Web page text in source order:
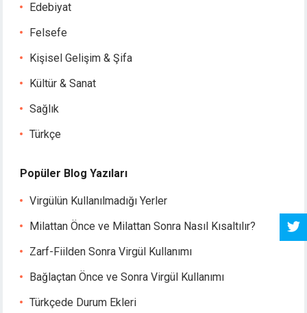
Edebiyat
Felsefe
Kişisel Gelişim & Şifa
Kültür & Sanat
Sağlık
Türkçe
Popüler Blog Yazıları
Virgülün Kullanılmadığı Yerler
Milattan Önce ve Milattan Sonra Nasıl Kısaltılır?
Zarf-Fiilden Sonra Virgül Kullanımı
Bağlaçtan Önce ve Sonra Virgül Kullanımı
Türkçede Durum Ekleri